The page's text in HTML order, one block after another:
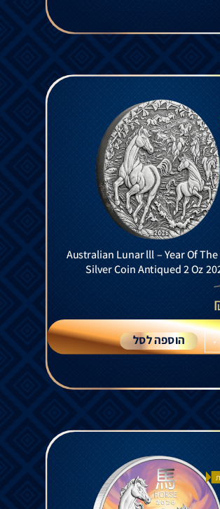
Australian Lunar lll – Year Of
Silver Coin Antiqued 2 Oz
+ הוספה לסל